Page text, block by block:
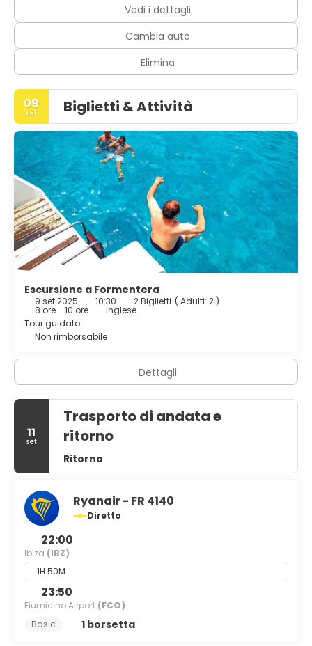
Vedi i dettagli
Cambia auto
Elimina
09
set Biglietti & Attività
Escursione a Formentera
9 set 2025 10:30 2 Biglietti ( Adulti: 2 )
8 ore - 10 ore
Inglese
Tour guidato
Non rimborsabile
Dettagli
11
set
Trasporto di andata e
ritorno
Ritorno
Ryanair - FR 4140
Diretto
22:00
Ibiza (IBZ)
1H 50M
23:50
Fiumicino Airport (FCO)
Basic
1 borsetta